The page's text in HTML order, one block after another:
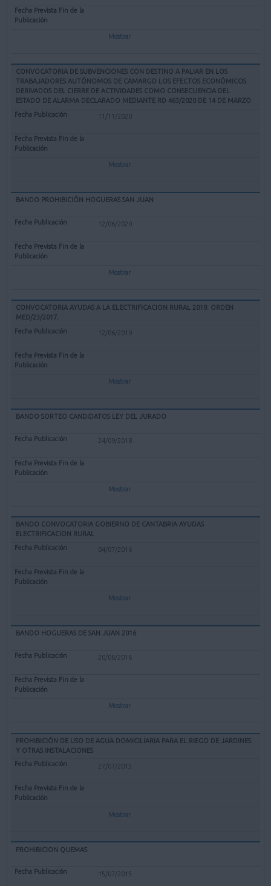
Mostrar
CONVOCATORIA DE SUBVENCIONES CON DESTINO A PALIAR EN LOS
TRABAJADORES AUTÓNOMOS DE CAMARGO LOS EFECTOS ECONÓMICOS
DERIVADOS DEL CIERRE DE ACTIVIDADES COMO CONSECUENCIA DEL
ESTADO DE ALARMA DECLARADO MEDIANTE RD 463/2020 DE 14 DE MARZO
11/11/2020
Mostrar
BANDO PROHIBICIÓN HOGUERAS SAN JUAN
12/06/2020
Mostrar
CONVOCATORIA AYUDAS A LA ELECTRIFICACION RURAL 2019. ORDEN
MED/23/2017.
12/06/2019
Mostrar
BANDO SORTEO CANDIDATOS LEY DEL JURADO
24/09/2018
Mostrar
BANDO CONVOCATORIA GOBIERNO DE CANTABRIA AYUDAS
ELECTRIFICACION RURAL
04/07/2016
Mostrar
BANDO HOGUERAS DE SAN JUAN 2016
20/06/2016
Mostrar
PROHIBICIÓN DE USO DE AGUA DOMICILIARIA PARA EL RIEGO DE JARDINES
Y OTRAS INSTALACIONES
27/07/2015
Mostrar
PROHIBICION QUEMAS
15/07/2015